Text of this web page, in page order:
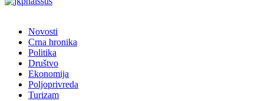
Novosti
Crna hronika
Politika
Društvo
Ekonomija
Poljoprivreda
Turizam